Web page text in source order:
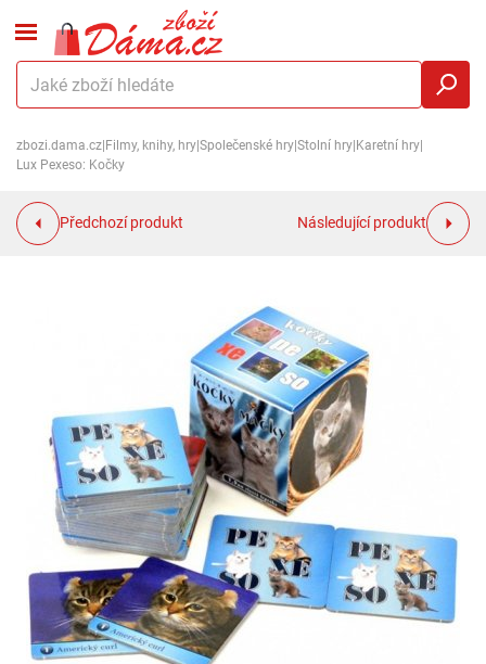
zbozi.dama.cz Filmy, knihy, hry Společenské hry Stolní hry Karetní hry
Lux Pexeso: Kočky
Předchozí produkt Následující produkt